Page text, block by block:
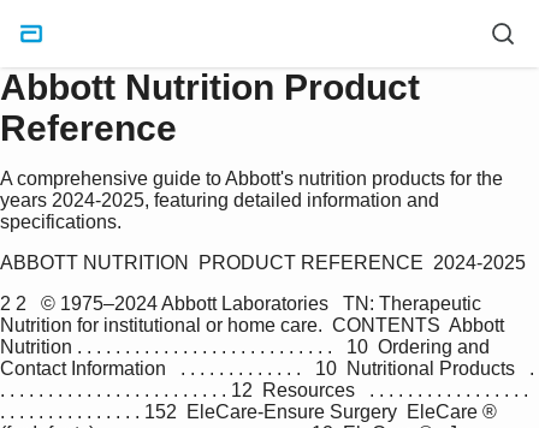
Abbott Nutrition Product
Reference
A comprehensive guide to Abbott's nutrition products for the
years 2024-2025, featuring detailed information and
specifications.
ABBOTT NUTRITION  PRODUCT REFERENCE  2024-2025
2 2   © 1975–2024 Abbott Laboratories   TN: Therapeutic
Nutrition for institutional or home care.  CONTENTS  Abbott
Nutrition . . . . . . . . . . . . . . . . . . . . . . . . . . .   10  Ordering and
Contact Information   . . . . . . . . . . . . .   10  Nutritional Products   .
. . . . . . . . . . . . . . . . . . . . . . . . 12  Resources   . . . . . . . . . . . . . . . . .
. . . . . . . . . . . . . . . 152  EleCare-Ensure Surgery  EleCare ®